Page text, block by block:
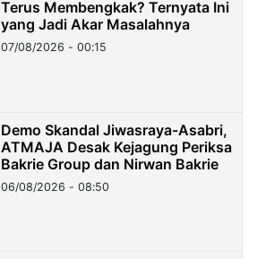
Terus Membengkak? Ternyata Ini
yang Jadi Akar Masalahnya
07/08/2026 - 00:15
Demo Skandal Jiwasraya-Asabri,
ATMAJA Desak Kejagung Periksa
Bakrie Group dan Nirwan Bakrie
06/08/2026 - 08:50